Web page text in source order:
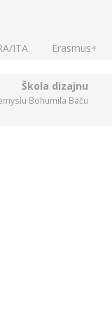
ITA Erasmus+
Škola dizajnu
Bohumila Baču